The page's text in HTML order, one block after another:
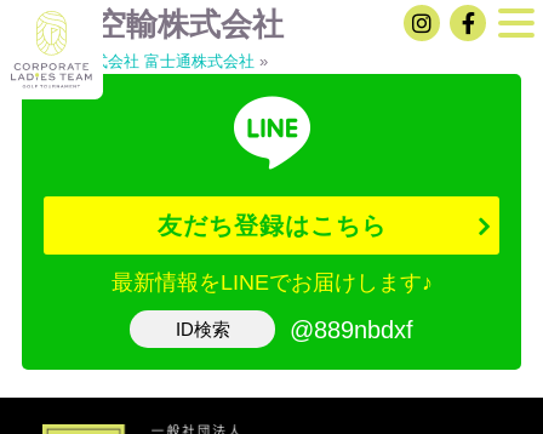
全日本空輸株式会社
大和証券株式会社 富士通株式会社 »
友だち登録はこちら
最新情報をLINEでお届けします♪
ID検索 @889nbdxf